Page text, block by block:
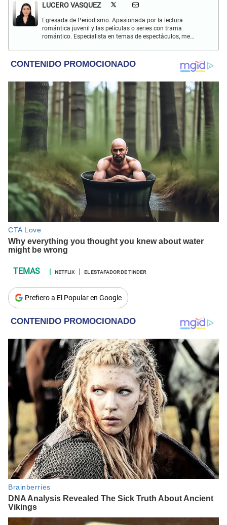
LUCERO VASQUEZ
Egresada de Periodismo. Apasionada por la lectura
romántica juvenil y las películas o series con trama
romántico. Especialista en temas de espectáculos, me
de las tendencias.
NETFLIX EL ESTAFADOR DE TINDER
Prefiero a El Popular en Google